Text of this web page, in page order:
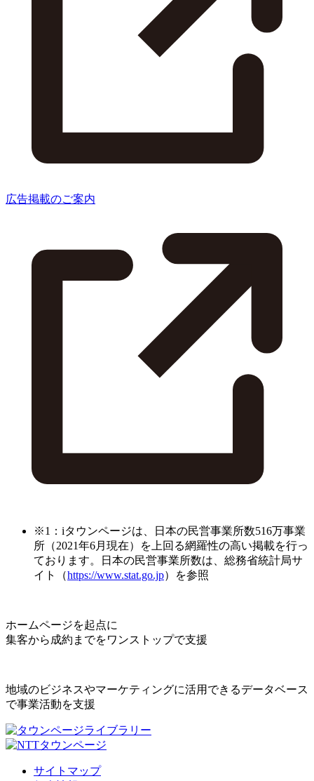
広告掲載のご案内
※1：iタウンページは、日本の民営事業所数516万事業
所（2021年6月現在）を上回る網羅性の高い掲載を行っ
ております。日本の民営事業所数は、総務省統計局サ
イト（https://www.stat.go.jp）を参照
ホームページを起点に
集客から成約までをワンストップで支援
地域のビジネスやマーケティングに活用できるデータベース
で事業活動を支援
サイトマップ